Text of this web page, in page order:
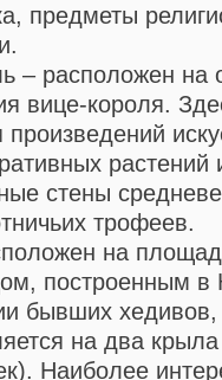
предметы
– расположен на
вице-короля.
произведений
растений
стены
трофеев.
на
построенным в
бывших хедивов,
на два
Наиболее